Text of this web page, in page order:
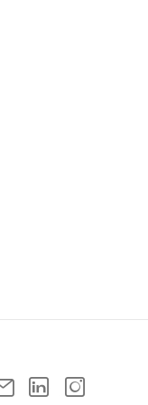
NewsletterLinkedln